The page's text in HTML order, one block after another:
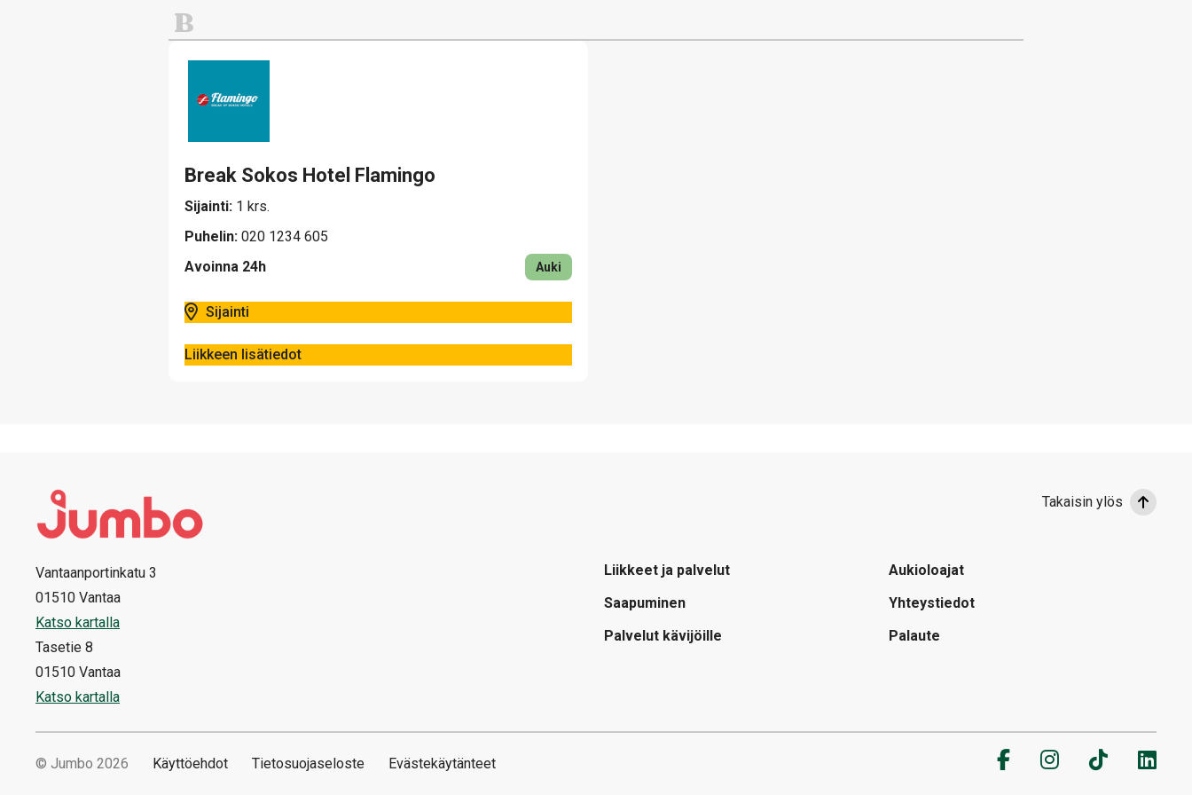
Muoti ja pukeutuminen
Vapaa-aika, urheilu ja lelut
B
Break Sokos Hotel Flamingo
Sijainti: 1 krs.
Puhelin: 020 1234 605
Avoinna 24h
Auki
Sijainti
Liikkeen lisätiedot
Takaisin ylös
Vantaanportinkatu 3
01510 Vantaa
Katso kartalla
Tasetie 8
01510 Vantaa
Katso kartalla
Liikkeet ja palvelut
Saapuminen
Palvelut kävijöille
Aukioloajat
Yhteystiedot
Palaute
© Jumbo 2026 Käyttöehdot Tietosuojaseloste Evästekäytänteet